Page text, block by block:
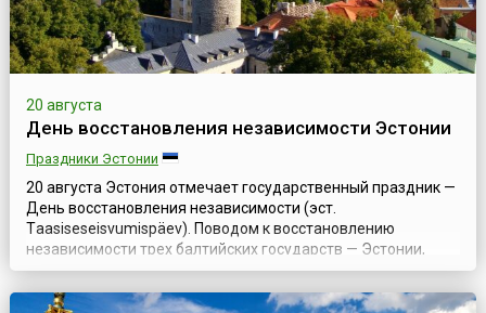
20 августа
День восстановления независимости Эстонии
Праздники Эстонии
20 августа Эстония отмечает государственный праздник —
День восстановления независимости (эст.
Тaasiseseisvumispäev). Поводом к восстановлению
независимости трех балтийских государств — Эстонии,
Латвии и Литвы, входивших с 1940 года в состав СССР,
послужили события в августе 1991 года, когда в Советском